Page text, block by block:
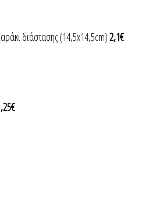
διάστασης (14,5x14,5cm)2,1€